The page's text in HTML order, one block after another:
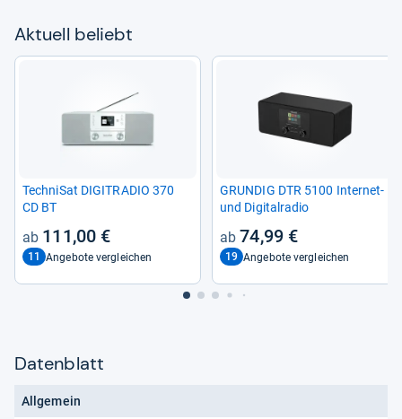
Aktu­ell beliebt
Tech­ni­Sat DIGITRA­DIO 370
CD BT
111,00 €
11 Angebote vergleichen
GRUN­DIG DTR 5100 Inter­net-​
und Digi­tal­ra­dio
74,99 €
19 Angebote vergleichen
Datenblatt
Allgemein